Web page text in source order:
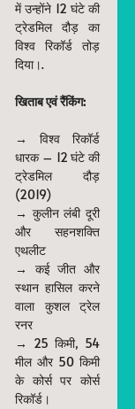
में उन्होंने 12 घंटे की
ट्रेडमिल दौड़ का
विश्व रिकॉर्ड तोड़
दिया।.
खिताब एवं रैंकिंग:
→ विश्व रिकॉर्ड
धारक – 12 घंटे की
ट्रेडमिल दौड़
(2019)
→ कुलीन लंबी दूरी
और सहनशक्ति
एथलीट
→ कई जीत और
स्थान हासिल करने
वाला कुशल ट्रेल
रनर
→ 25 किमी, 54
मील और 50 किमी
के कोर्स पर कोर्स
रिकॉर्ड।